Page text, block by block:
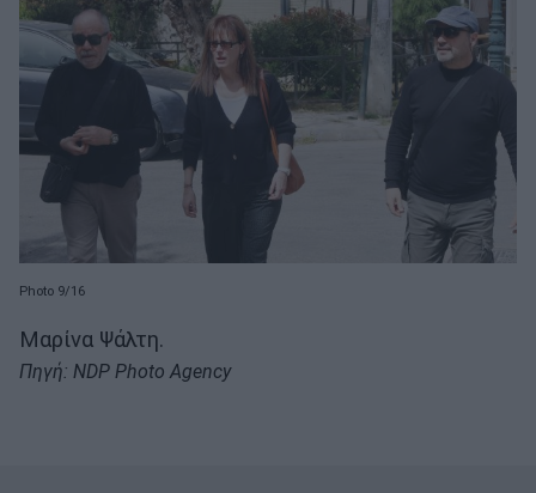
Photo 9/16
Μαρίνα Ψάλτη.
Πηγή: NDP Photo Agency